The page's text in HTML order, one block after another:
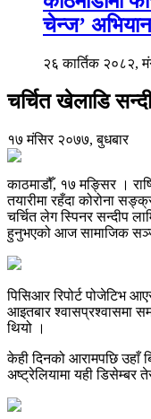
चेन्ज’
२६ कार्तिक २०८२,
चर्चित खेलाडि
१७ मंसिर २०७७, बुधबार
काठमाडौँ, १७ मङ्सिर ।
तयारीमा रहँदा कोरोना
चर्चित लेग स्पिनर सन्दीप
हुनुभएको आज सामाजिक
पिसिआर रिपोर्ट पोजेटिभ
आइतबार श्वासप्रश्वासमा
थियो ।
केही दिनको आरामपछि उहाँ
अष्ट्रेलियामा यही डिसेम्बर